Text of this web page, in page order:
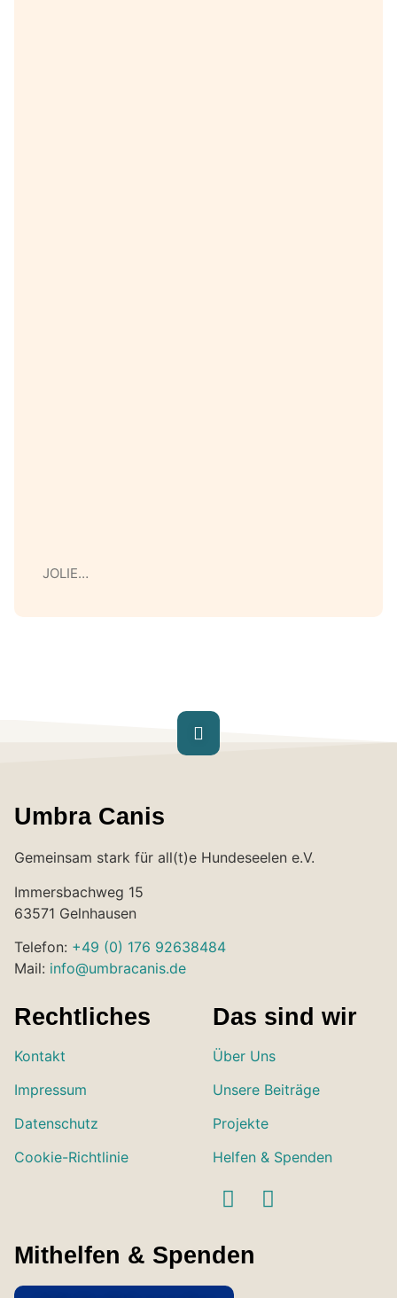
JOLIE…
Umbra Canis
Gemeinsam stark für all(t)e Hundeseelen e.V.
Immersbachweg 15
63571 Gelnhausen
Telefon: +49 (0) 176 92638484
Mail: info@umbracanis.de
Rechtliches
Kontakt
Impressum
Datenschutz
Cookie-Richtlinie
Das sind wir
Über Uns
Unsere Beiträge
Projekte
Helfen & Spenden
Mithelfen & Spenden